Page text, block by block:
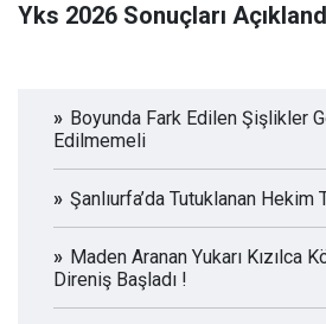
Yks 2026 Sonuçları
Boyunda Fark Edilen Şişlikler
Edilmemeli
Şanlıurfa’da Tutuklanan Hekim
Maden Aranan Yukarı Kızılca
Direniş Başladı !